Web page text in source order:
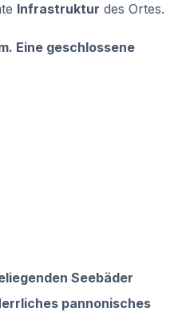
Infrastruktur des Ortes.
Eine geschlossene
Seebäder
pannonisches